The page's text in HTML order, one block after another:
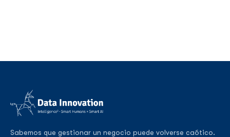
Sabemos que gestionar un negocio puede volverse caótico.